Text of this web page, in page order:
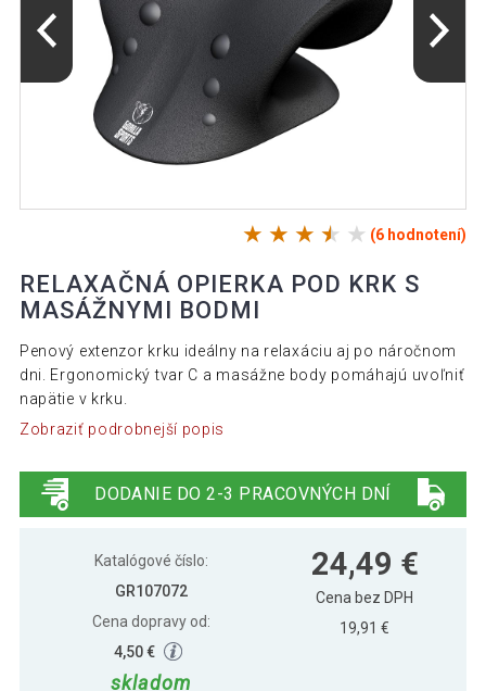
(6 hodnotení)
RELAXAČNÁ OPIERKA POD KRK S
MASÁŽNYMI BODMI
Penový extenzor krku ideálny na relaxáciu aj po náročnom
dni. Ergonomický tvar C a masážne body pomáhajú uvoľniť
napätie v krku.
Zobraziť podrobnejší popis
DODANIE DO 2-3 PRACOVNÝCH DNÍ
Katalógové číslo:
GR107072
Cena dopravy od:
4,50 €
skladom
24,49 €
Cena bez DPH
19,91 €